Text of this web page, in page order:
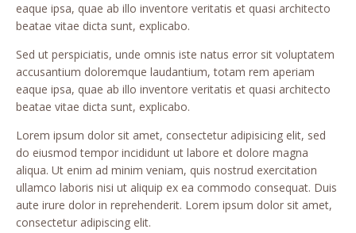
eaque ipsa, quae ab illo inventore veritatis et quasi architecto
beatae vitae dicta sunt, explicabo.
Sed ut perspiciatis, unde omnis iste natus error sit voluptatem
accusantium doloremque laudantium, totam rem aperiam
eaque ipsa, quae ab illo inventore veritatis et quasi architecto
beatae vitae dicta sunt, explicabo.
Lorem ipsum dolor sit amet, consectetur adipisicing elit, sed
do eiusmod tempor incididunt ut labore et dolore magna
aliqua. Ut enim ad minim veniam, quis nostrud exercitation
ullamco laboris nisi ut aliquip ex ea commodo consequat. Duis
aute irure dolor in reprehenderit. Lorem ipsum dolor sit amet,
consectetur adipiscing elit.